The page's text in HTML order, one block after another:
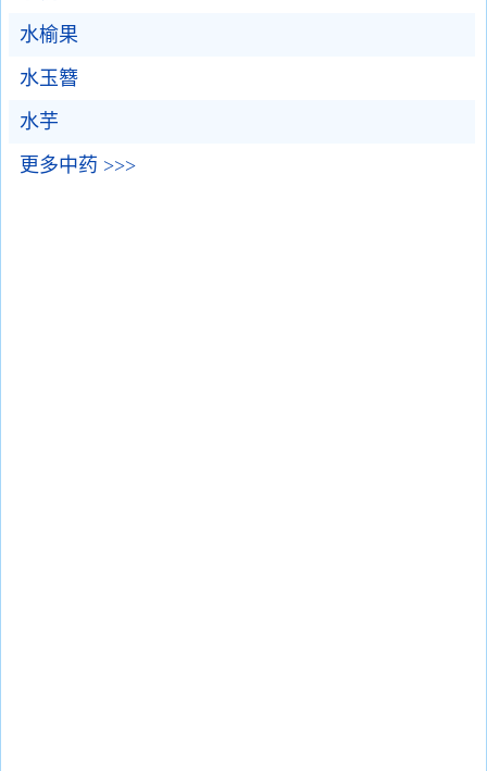
水榆果
水玉簪
水芋
更多中药 >>>